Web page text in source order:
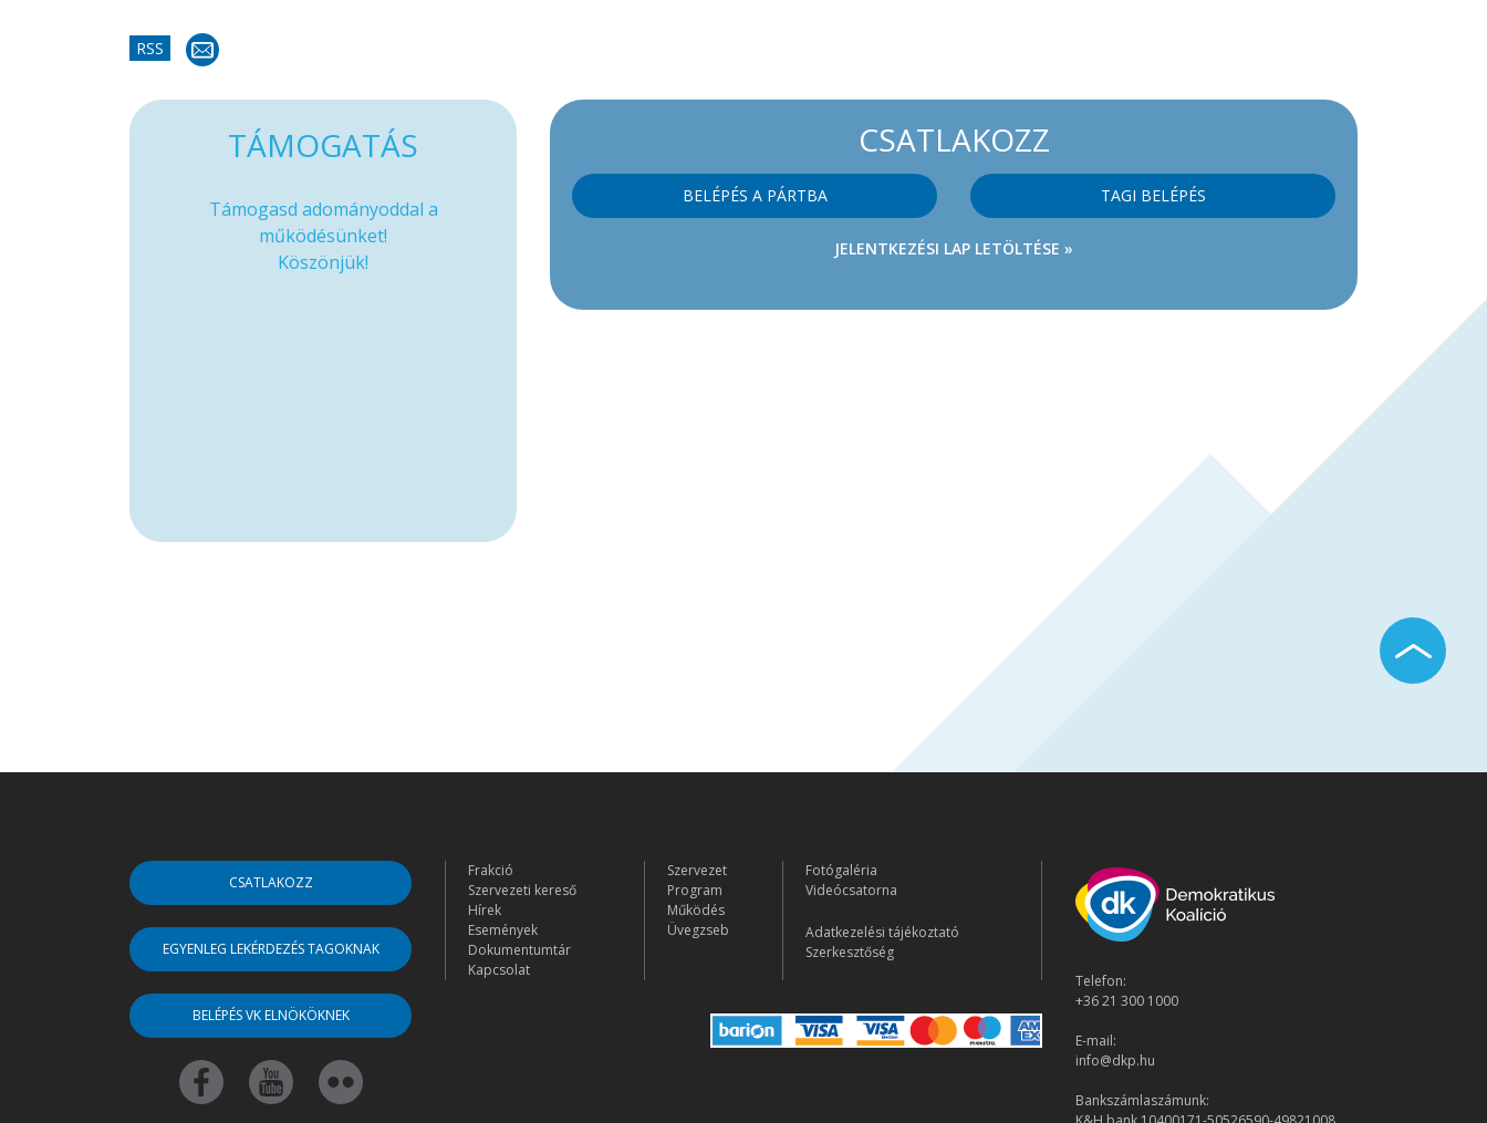
RSS
CSATLAKOZZ
BELÉPÉS A PÁRTBA TAGI BELÉPÉS
JELENTKEZÉSI LAP LETÖLTÉSE »
TÁMOGATÁS
Támogasd adományoddal a
működésünket!
Köszönjük!
CSATLAKOZZ
EGYENLEG LEKÉRDEZÉS TAGOKNAK
BELÉPÉS VK ELNÖKÖKNEK
Frakció
Szervezeti kereső
Hírek
Események
Dokumentumtár
Kapcsolat
Szervezet
Program
Működés
Üvegzseb
Fotógaléria
Videócsatorna
Adatkezelési tájékoztató
Szerkesztőség
Telefon:
+36 21 300 1000
E-mail:
info@dkp.hu
Bankszámlaszámunk: